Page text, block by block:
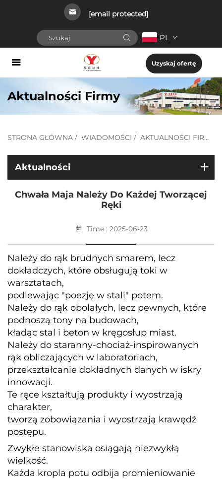
[email protected]
PL
Uzyskaj ofertę
Aktualności Firmy
STRONA GŁÓWNA / WIADOMOŚCI / AKTUALNOŚCI FIRMY
Aktualności
Chwała Maja Należy Do Każdej Tworzącej
Ręki
Time : 2025-06-23
Należy do rąk brudnych smarem, lecz
dokładczych, które obsługują toki w
warsztatach,
podlewając "poezję w stali" potem.
Należy do rąk obolałych, lecz pewnych, które
podnoszą tony na budowach,
kładąc stal i beton w kręgosłup miast.
Należy do staranny-chociaż-inspirowanych
rąk obliczających w laboratoriach,
przekształcanie dokładnych danych w iskry
innowacji.
Te ręce kształtują produkty i wyostrzają
charakter,
tworzą zobowiązania i wyostrzają krawędź
postępu.
Zwykłe stanowiska osiągają niezwykłą
wielkość.
Każda kropla potu odbija promieniowanie